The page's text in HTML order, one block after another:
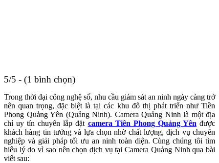
5/5 - (1 bình chọn)
Trong thời đại công nghệ số, nhu cầu giám sát an ninh ngày càng trở
nên quan trọng, đặc biệt là tại các khu đô thị phát triển như Tiền
Phong Quảng Yên (Quảng Ninh). Camera Quảng Ninh là một địa
chỉ uy tín chuyên lắp đặt camera Tiên Phong Quảng Yên được
khách hàng tin tưởng và lựa chọn nhờ chất lượng, dịch vụ chuyên
nghiệp và giải pháp tối ưu an ninh toàn diện. Cùng chúng tôi tìm
hiểu lý do vì sao nên chọn dịch vụ tại Camera Quảng Ninh qua bài
viết sau: